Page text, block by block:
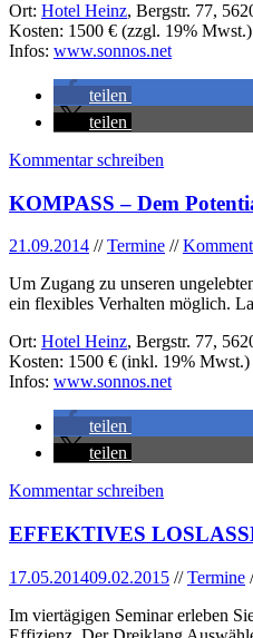
Ort: Hotel Heinz, Bergstr. 77,
Kosten: 1500 € (zzgl. 19% Mwst.)
Infos: www.sonnos.net
teilen
teilen
Kommentar schreiben
KOMPASS – Dem
21.09.2014 //Termine //
Um Zugang zu unseren
ein flexibles Verhalten möglich.
Ort: Hotel Heinz, Bergstr. 77,
Kosten: 1500 € (inkl. 19% Mwst.)
Infos: www.sonnos.net
teilen
teilen
Kommentar schreiben
EFFEKTIVES
17.05.201409.02.2015 //Termine
Im viertägigen Seminar erleben